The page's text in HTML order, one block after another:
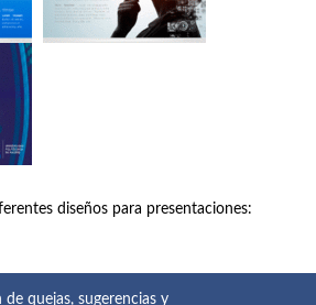
diseños para presentaciones:
de quejas, sugerencias y